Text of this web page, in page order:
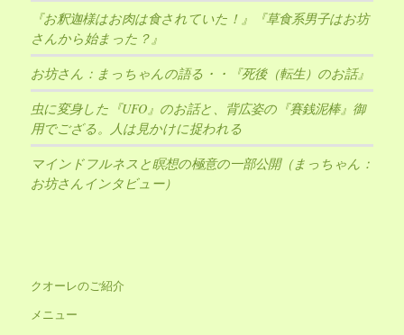
『お釈迦様はお肉は食されていた！』『草食系男子はお坊
さんから始まった？』
お坊さん：まっちゃんの語る・・『死後（転生）のお話』
虫に変身した『UFO』のお話と、背広姿の『賽銭泥棒』御
用でござる。人は見かけに捉われる
マインドフルネスと瞑想の極意の一部公開（まっちゃん：
お坊さんインタビュー）
クオーレのご紹介
メニュー